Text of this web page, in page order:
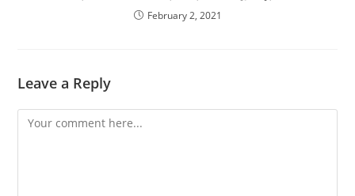
February 2, 2021
Leave a Reply